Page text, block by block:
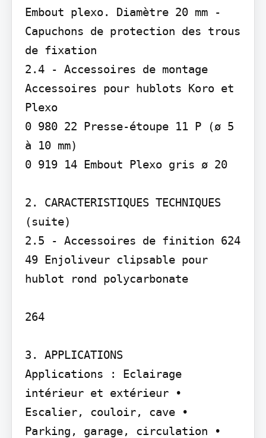
Embout plexo. Diamètre 20 mm -
Capuchons de protection des trous
de fixation
2.4 - Accessoires de montage
Accessoires pour hublots Koro et
Plexo
0 980 22 Presse-étoupe 11 P (ø 5
à 10 mm)
0 919 14 Embout Plexo gris ø 20
­2. CARACTERISTIQUES TECHNIQUES
(suite)
2.5 - Accessoires de finition 624
49 Enjoliveur clipsable pour
hublot rond polycarbonate
264
3. APPLICATIONS
Applications : Eclairage
intérieur et extérieur •
Escalier, couloir, cave •
Parking, garage, circulation •